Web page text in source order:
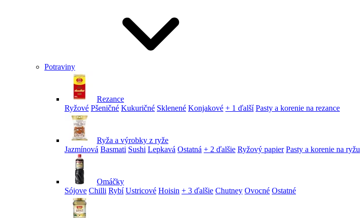
Potraviny
Rezance
Ryžové Pšeničné Kukuričné Sklenené Konjakové + 1 ďalší Pasty a korenie na rezance
Ryža a výrobky z ryže
Jazmínová Basmati Sushi Lepkavá Ostatná + 2 ďalšie Ryžový papier Pasty a korenie na ryžu
Omáčky
Sójove Chilli Rybí Ustricové Hoisin + 3 ďalšie Chutney Ovocné Ostatné